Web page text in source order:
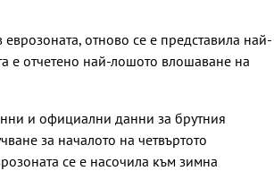
отново се е представила най-
е отчетено най-лошото влошаване на
и официални данни за брутния
за началото на четвъртото
се е насочила към зимна